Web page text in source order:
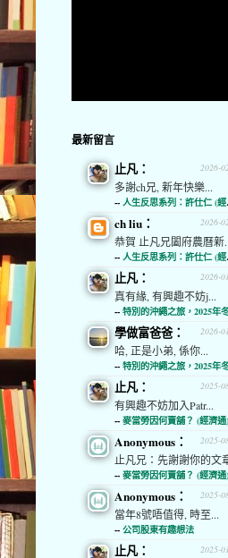
最新留言
2026-
止凡：
多謝ch兄, 新年快樂...
-- 人生反思系列：許仕仁 (經濟通)
2026-
ch liu：
恭賀 止凡兄闔府農曆新
-- 人生反思系列：許仕仁 (經濟通)
2026-
止凡：
真有緣, 有興趣不妨j...
-- 特別的沖繩之旅，2025年冬 (經濟
2026-
學做富爸爸：
哈, 正是小弟, 係你...
-- 特別的沖繩之旅，2025年冬 (經濟
2025-
止凡：
有興趣不妨加入Patr...
-- 麥當勞因何賣舖？ (經濟通) (略)
2025-
Anonymous：
止凡兄：先謝謝你的文
-- 麥當勞因何賣舖？ (經濟通) (略)
2025-
Anonymous：
當年8號唔值得, 時至...
-- 公司股東有趣想法
2025-
止凡：